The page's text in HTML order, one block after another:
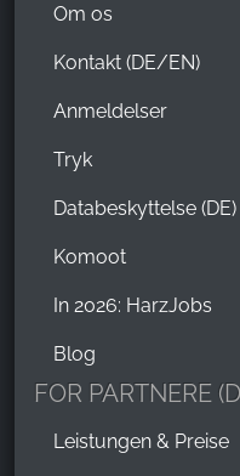
Om os
Kontakt (DE/EN)
Anmeldelser
Tryk
Databeskyttelse (DE)
Komoot
In 2026: HarzJobs
Blog
FOR PARTNERE
Leistungen & Preise